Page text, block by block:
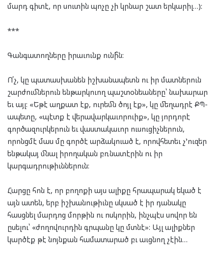
մարդ գիտէ, որ սուտին պոչը չի կրնար շատ երկարիլ…):
***
Գանգատողները իրաւունք ունի՞ն:
Ո՛չ, կը պատասխանեն իշխանապետն ու իր մատներուն
շարժումներուն ենթարկուող պաշտօնեաները՝ նախարար
եւ այլ: «Եթէ աղքատ էք, ուրեմն ծոյլ էք», կը մեղադրէ ՔՊ-
ապետը, «պէտք է վերավարկաւորուիք», կը յորդորէ
գործազուրկերուն եւ վաստակաւոր ուսուցիչներուն,
որոնցմէ մաս մը գործէ արձակուած է, որովհետեւ չ’ուզեր
ենթակայ մնալ իրողական բռնատէրին ու իր
կարգադրութիւններուն:
Հարցը հոն է, որ բողոքի այս ալիքը հրապարակ եկած է
այն ատեն, երբ իշխանութիւնը սկսած է իր դանակը
հասցնել մարդոց մորթին ու ոսկորին, ինչպէս սովոր են
ըսելու՝ «ժողովուրդին գրպանը կը մտնէ»: Այլ ալիքներ
կարծէք թէ նոյնքան համատարած բւ աւցնող չէին…